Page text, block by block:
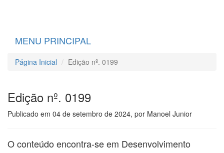
MENU PRINCIPAL
Página Inicial Edição nº. 0199
Edição nº. 0199
Publicado em 04 de setembro de 2024, por Manoel Junior
O conteúdo encontra-se em Desenvolvimento